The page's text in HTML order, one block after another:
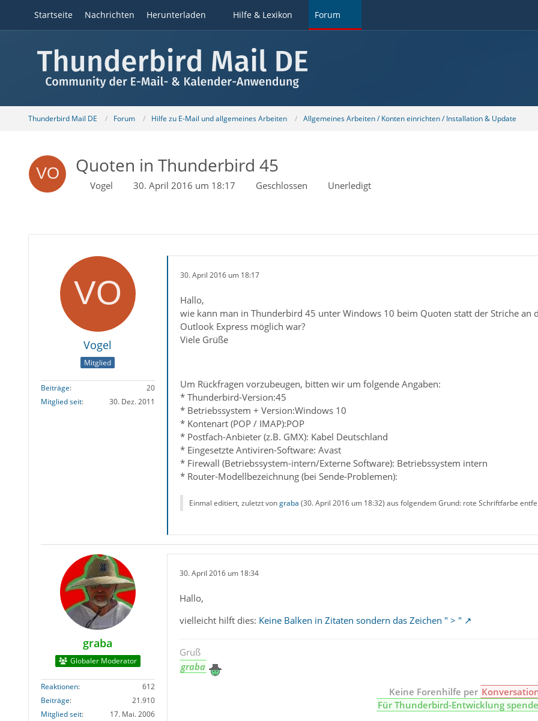
Startseite Nachrichten Herunterladen Hilfe & Lexikon Forum
Thunderbird Mail DE Forum Hilfe zu E-Mail und allgemeines Arbeiten Allgemeines Arbeiten / Konten einrichten / Installation & Update
Quoten in Thunderbird 45
Vogel 30. April 2016 um 18:17 Geschlossen Unerledigt
Vogel
Mitglied
Beiträge
20
Mitglied seit
30. Dez. 2011
30. April 2016 um 18:17
Hallo,
wie kann man in Thunderbird 45 unter Windows 10 beim Quoten statt der Striche an
Outlook Express möglich war?
Viele Grüße
Um Rückfragen vorzubeugen, bitten wir um folgende Angaben:
* Thunderbird-Version:45
* Betriebssystem + Version:Windows 10
* Kontenart (POP / IMAP):POP
* Postfach-Anbieter (z.B. GMX): Kabel Deutschland
* Eingesetzte Antiviren-Software: Avast
* Firewall (Betriebssystem-intern/Externe Software): Betriebssystem intern
* Router-Modellbezeichnung (bei Sende-Problemen):
Einmal editiert, zuletzt vongraba (30. April 2016 um 18:32) aus folgendem Grund: rote Schriftfarbe
graba
Globaler Moderator
Reaktionen
612
Beiträge
21.910
Mitglied seit
17. Mai. 2006
30. April 2016 um 18:34
Hallo,
vielleicht hilft dies: Keine Balken in Zitaten sondern das Zeichen " > "
Gruß
graba
Keine Forenhilfe per
Für Thunderbird-Entwicklung